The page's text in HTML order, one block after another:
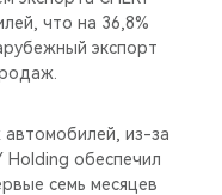
что на 36,8%
экспорт
из-за
Holding обеспечил
семь месяцев